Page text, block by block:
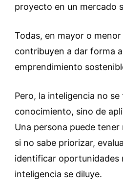
proyecto en un mercado
Todas, en mayor o menor
contribuyen a dar forma
emprendimiento
Pero, la inteligencia no
conocimiento, sino de
Una persona puede tener
si no sabe priorizar,
identificar oportunidades
inteligencia se diluye.